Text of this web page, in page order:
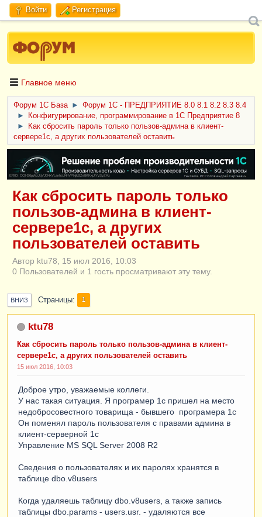
Войти Регистрация
Главное меню
Форум 1C База ►
Форум 1С - ПРЕДПРИЯТИЕ 8.0 8.1 8.2 8.3 8.4
►
Конфигурирование, программирование в 1С Предприятие 8
►
Как сбросить пароль только пользов-админа в клиент-
сервере1с, а других пользователей оставить
ERID: CQH36pWzJqVJD4xVLsnhcU4hVPNjkBZe8KKxjJiYySyZAz
Как сбросить пароль только
пользов-админа в клиент-
сервере1с, а других
пользователей оставить
Автор ktu78, 15 июл 2016, 10:03
0 Пользователей и 1 гость просматривают эту тему.
ВНИЗ Страницы 1
ktu78
Как сбросить пароль только пользов-админа в клиент-
сервере1с, а других пользователей оставить
15 июл 2016, 10:03
Доброе утро, уважаемые коллеги.
У нас такая ситуация. Я програмер 1с пришел на место
недобросовестного товарища - бывшего програмера 1с
Он поменял пароль пользователя с правами админа в
клиент-серверной 1с
Управление MS SQL Server 2008 R2
Сведения о пользователях и их паролях хранятся в
таблице dbo.v8users
Когда удаляешь таблицу dbo.v8users, а также запись
таблицы dbo.params - users.usr. - удаляются все